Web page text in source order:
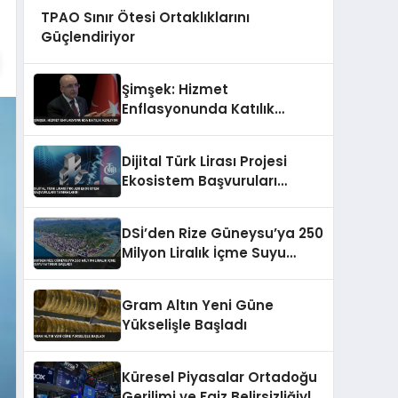
TPAO Sınır Ötesi Ortaklıklarını
Güçlendiriyor
Şimşek: Hizmet
Enflasyonunda Katılık
Dijital Türk Lirası Projesi
Ekosistem Başvuruları
DSİ’den Rize Güneysu’ya 250
Milyon Liralık İçme Suyu
Gram Altın Yeni Güne
Yükselişle Başladı
Küresel Piyasalar Ortadoğu